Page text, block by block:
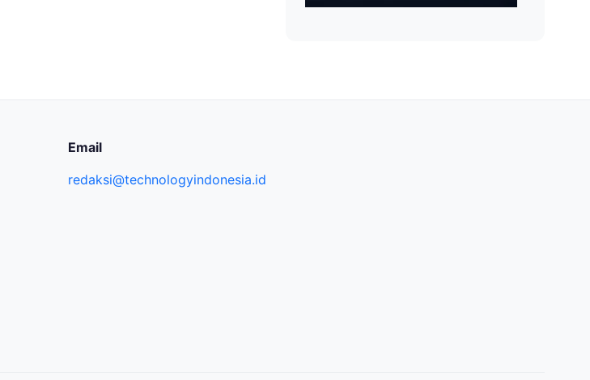
Email
redaksi@technologyindonesia.id